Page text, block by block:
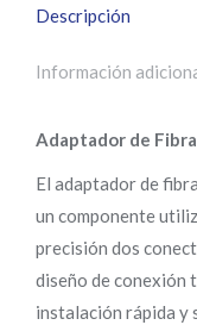
Descripción
Información
Adaptador de
El adaptador de
un componente
precisión dos
diseño de conexión
instalación rápida y